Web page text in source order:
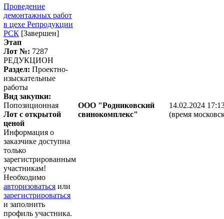
Проведение
демонтажных работ
в цехе Репродукции
РСК [Завершен]
Этап
Лот №: 7287
РЕДУКЦИОН
Раздел: Проектно-
изыскательные
работы
Вид закупки:
Попозиционная
Лот с открытой
ценой
Информация о
заказчике доступна
только
зарегистрированным
участникам!
Необходимо
авторизоваться или
зарегистрироваться
и заполнить
профиль участника.
ООО "Родниковский
свинокомплекс"
14.02.2024
(время